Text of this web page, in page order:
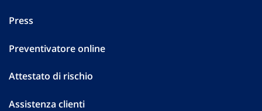
Press
Preventivatore online
Attestato di rischio
Assistenza clienti